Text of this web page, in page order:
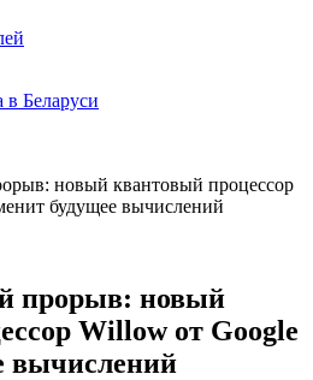
в Беларуси
новый квантовый процессор
будущее вычислений
прорыв: новый
Willow от Google
вычислений